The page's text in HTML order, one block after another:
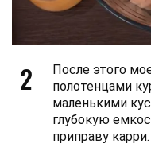
2
После этого
полотенцами
маленькими
глубокую
приправу